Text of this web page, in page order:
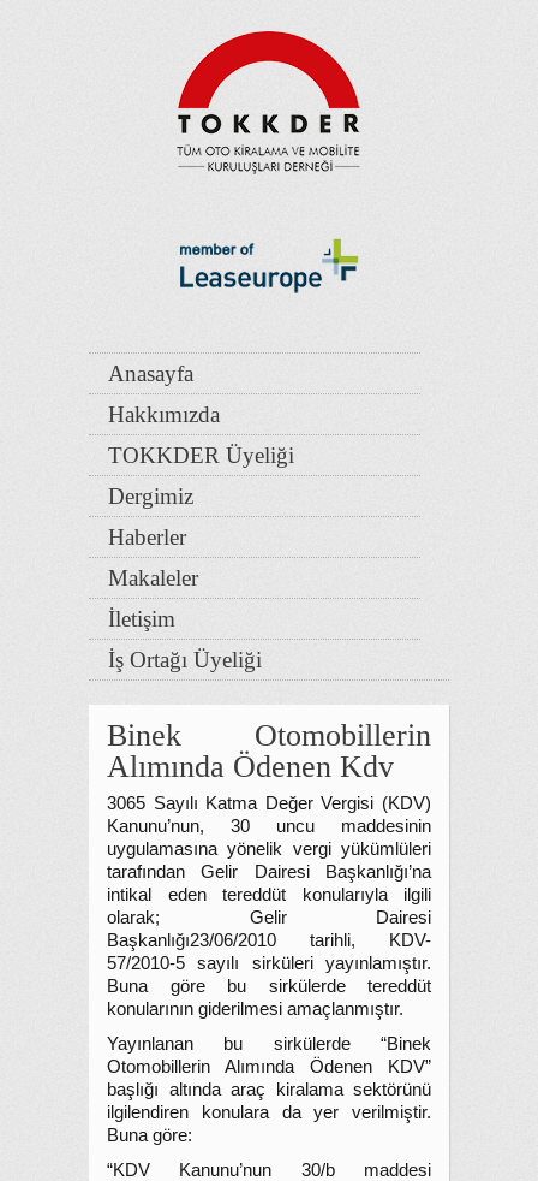
Anasayfa
Hakkımızda
TOKKDER Üyeliği
Dergimiz
Haberler
Makaleler
İletişim
İş Ortağı Üyeliği
Binek Otomobillerin
Alımında Ödenen Kdv
3065 Sayılı Katma Değer Vergisi (KDV)
Kanunu’nun, 30 uncu maddesinin
uygulamasına yönelik vergi yükümlüleri
tarafından Gelir Dairesi Başkanlığı’na
intikal eden tereddüt konularıyla ilgili
olarak; Gelir Dairesi
Başkanlığı23/06/2010 tarihli, KDV-
57/2010-5 sayılı sirküleri yayınlamıştır.
Buna göre bu sirkülerde tereddüt
konularının giderilmesi amaçlanmıştır.
Yayınlanan bu sirkülerde “Binek
Otomobillerin Alımında Ödenen KDV”
başlığı altında araç kiralama sektörünü
ilgilendiren konulara da yer verilmiştir.
Buna göre:
“KDV Kanunu’nun 30/b maddesi